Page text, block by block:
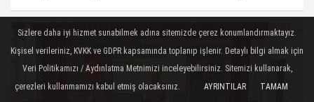
Buldu
Sizlere daha iyi hizmet sunabilmek adına sitemizde çerez konumlandırmaktayız.
Kişisel verileriniz, KVKK ve GDPR kapsamında toplanıp işlenir. Detaylı bilgi almak için
Veri Politikamızı / Aydınlatma Metnimizi inceleyebilirsiniz. Sitemizi kullanarak,
çerezleri kullanmamızı kabul etmiş olacaksınız.
AYRINTILAR TAMAM